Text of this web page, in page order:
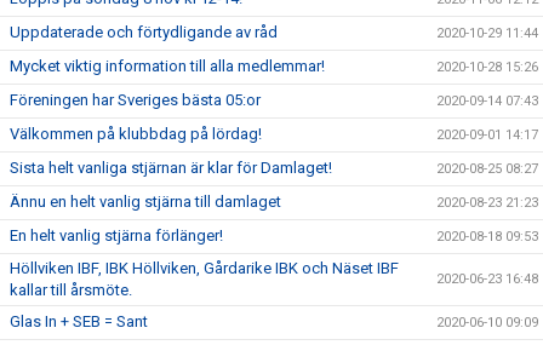
Uppdaterade och förtydligande av råd 2020-10-29 11:44
Mycket viktig information till alla medlemmar! 2020-10-28 15:26
Föreningen har Sveriges bästa 05:or 2020-09-14 07:43
Välkommen på klubbdag på lördag! 2020-09-01 14:17
Sista helt vanliga stjärnan är klar för Damlaget! 2020-08-25 08:27
Ännu en helt vanlig stjärna till damlaget 2020-08-23 21:23
En helt vanlig stjärna förlänger! 2020-08-18 09:53
Höllviken IBF, IBK Höllviken, Gårdarike IBK och Näset IBF
kallar till årsmöte.
2020-06-23 16:48
Glas In + SEB = Sant 2020-06-10 09:09